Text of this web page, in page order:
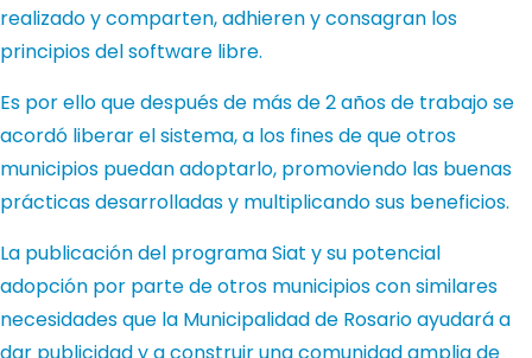
realizado y comparten, adhieren y consagran los
principios del software libre.
Es por ello que después de más de 2 años de trabajo se
acordó liberar el sistema, a los fines de que otros
municipios puedan adoptarlo, promoviendo las buenas
prácticas desarrolladas y multiplicando sus beneficios.
La publicación del programa Siat y su potencial
adopción por parte de otros municipios con similares
necesidades que la Municipalidad de Rosario ayudará a